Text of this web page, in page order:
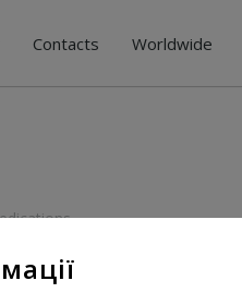
Contacts Worldwide